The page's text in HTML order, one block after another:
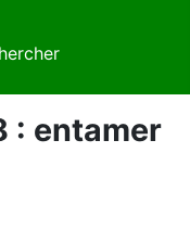
: entamer